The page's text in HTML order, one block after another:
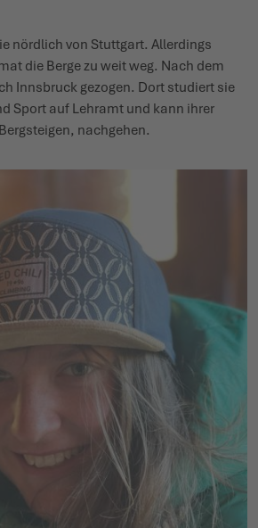
nördlich von Stuttgart. Allerdings
die Berge zu weit weg. Nach dem
Innsbruck gezogen. Dort studiert sie
Sport auf Lehramt und kann ihrer
nachgehen.